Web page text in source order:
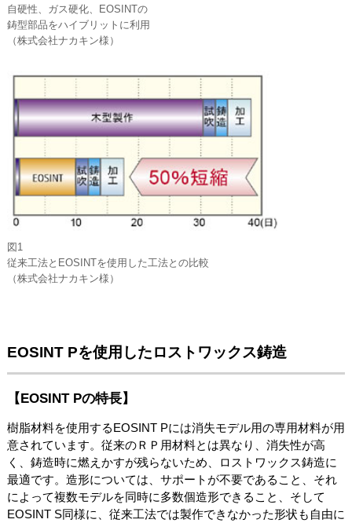
自硬性、ガス硬化、EOSINTの
鋳型部品をハイブリットに利用
（株式会社ナカキン様）
図1
従来工法とEOSINTを使用した工法との比較
（株式会社ナカキン様）
EOSINT Pを使用したロストワックス鋳造
【EOSINT Pの特長】
樹脂材料を使用するEOSINT Pには消失モデル用の専用材料が用
意されています。従来のＲＰ用材料とは異なり、消失性が高
く、鋳造時に燃えかすが残らないため、ロストワックス鋳造に
最適です。造形については、サポートが不要であること、それ
によって複数モデルを同時に多数個造形できること、そして
EOSINT S同様に、従来工法では製作できなかった形状も自由に